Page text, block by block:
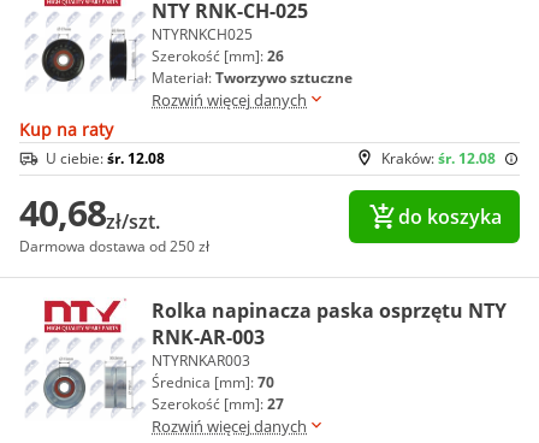
NTY RNK-CH-025
NTYRNKCH025
Szerokość [mm]:26
Materiał:Tworzywo sztuczne
Rozwiń więcej danych
Kup na raty
Kraków:śr. 12.08
U ciebie:śr. 12.08
40,68zł/szt.
Darmowa dostawa od 250 zł
do koszyka
Rolka napinacza paska osprzętu NTY
RNK-AR-003
NTYRNKAR003
Średnica [mm]:70
Szerokość [mm]:27
Rozwiń więcej danych